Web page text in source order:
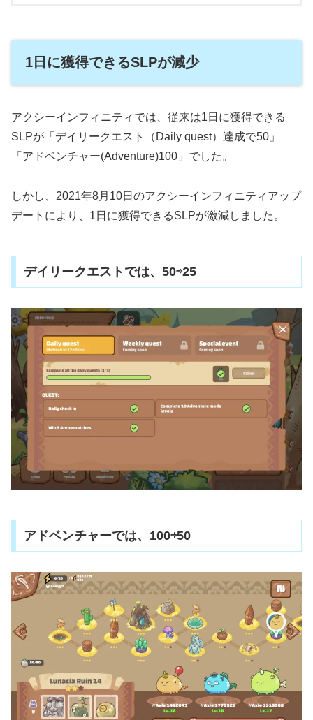
1日に獲得できるSLPが減少
アクシーインフィニティでは、従来は1日に獲得できる
SLPが「デイリークエスト（Daily quest）達成で50」
「アドベンチャー(Adventure)100」でした。
しかし、2021年8月10日のアクシーインフィニティアップ
デートにより、1日に獲得できるSLPが激減しました。
デイリークエストでは、50⇨25
アドベンチャーでは、100⇨50